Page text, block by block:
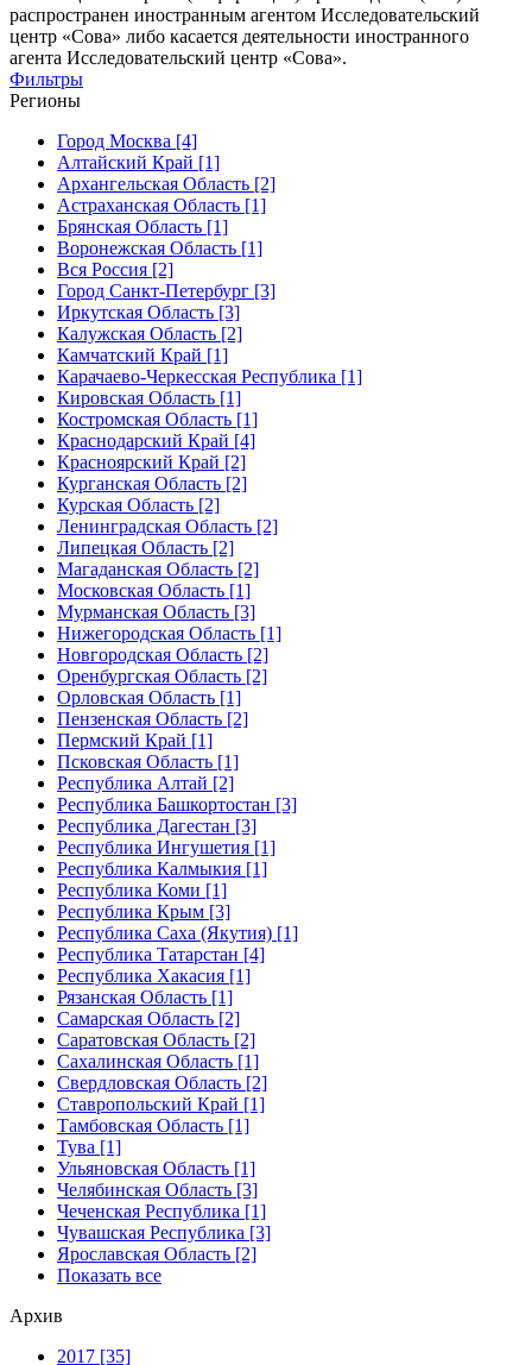
распространен иностранным агентом Исследовательский
центр «Сова» либо касается деятельности иностранного
агента Исследовательский центр «Сова».
Фильтры
Регионы
Город Москва [4]
Алтайский Край [1]
Архангельская Область [2]
Астраханская Область [1]
Брянская Область [1]
Воронежская Область [1]
Вся Россия [2]
Город Санкт-Петербург [3]
Иркутская Область [3]
Калужская Область [2]
Камчатский Край [1]
Карачаево-Черкесская Республика [1]
Кировская Область [1]
Костромская Область [1]
Краснодарский Край [4]
Красноярский Край [2]
Курганская Область [2]
Курская Область [2]
Ленинградская Область [2]
Липецкая Область [2]
Магаданская Область [2]
Московская Область [1]
Мурманская Область [3]
Нижегородская Область [1]
Новгородская Область [2]
Оренбургская Область [2]
Орловская Область [1]
Пензенская Область [2]
Пермский Край [1]
Псковская Область [1]
Республика Алтай [2]
Республика Башкортостан [3]
Республика Дагестан [3]
Республика Ингушетия [1]
Республика Калмыкия [1]
Республика Коми [1]
Республика Крым [3]
Республика Саха (Якутия) [1]
Республика Татарстан [4]
Республика Хакасия [1]
Рязанская Область [1]
Самарская Область [2]
Саратовская Область [2]
Сахалинская Область [1]
Свердловская Область [2]
Ставропольский Край [1]
Тамбовская Область [1]
Тува [1]
Ульяновская Область [1]
Челябинская Область [3]
Чеченская Республика [1]
Чувашская Республика [3]
Ярославская Область [2]
Показать все
Архив
2017 [35]